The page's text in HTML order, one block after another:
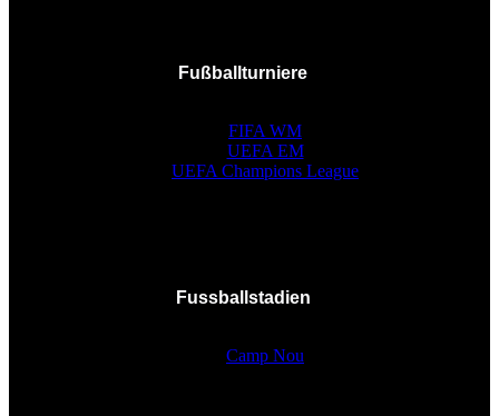
Fußballturniere
FIFA WM
UEFA EM
UEFA Champions League
Fussballstadien
Camp Nou